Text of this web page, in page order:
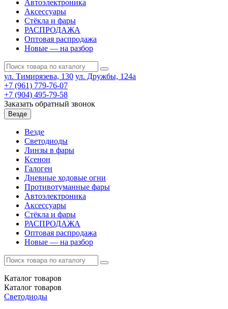
Автоэлектроника
Аксессуары
Стёкла и фары
РАСПРОДАЖА
Оптовая распродажа
Новые — на разбор
ул. Тимирязева, 130 ул. Дружбы, 124а
+7 (961) 779-76-07
+7 (904) 495-79-58
Заказать обратный звонок
Везде
Везде
Светодиоды
Линзы в фары
Ксенон
Галоген
Дневные ходовые огни
Противотуманные фары
Автоэлектроника
Аксессуары
Стёкла и фары
РАСПРОДАЖА
Оптовая распродажа
Новые — на разбор
Каталог товаров
Каталог товаров
Светодиоды